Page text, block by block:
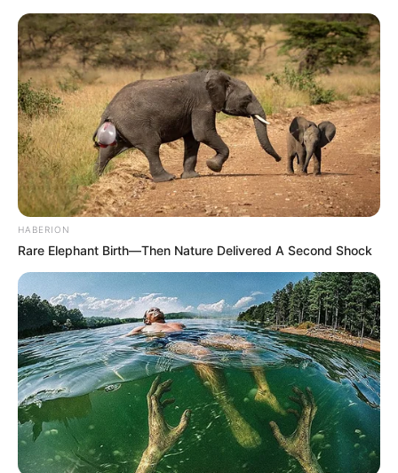
ΝΙΚΟΛΑΟΣ ΑΝΑΞΙΜΑΝΔΡΟΣ
ΟΡΑΜΑΤΙΖΟΜΑΣΤΕ ΤΗΝ ΝΕΑ ΕΠΟΧΗ
HABERION
Rare Elephant Birth—Then Nature Delivered A Second Shock